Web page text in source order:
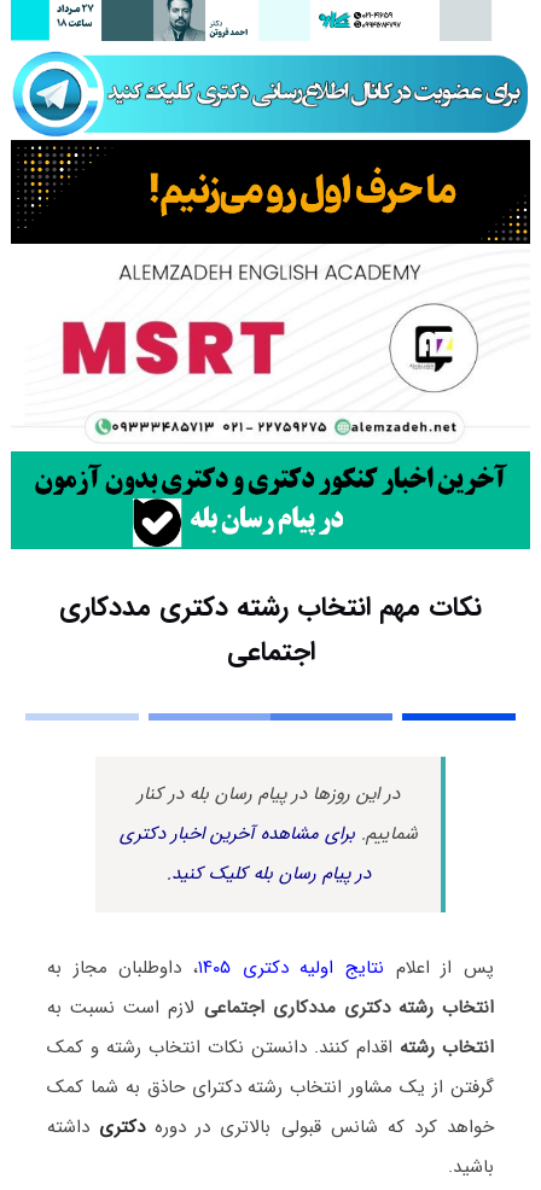
نکات مهم انتخاب رشته دکتری مددکاری
اجتماعی
در این روزها در پیام رسان بله در کنار
شماییم.برای مشاهده آخرین اخبار دکتری
در پیام رسان بله کلیک کنید.
پس از اعلام نتایج اولیه دکتری ۱۴۰۵
، داوطلبان مجاز به
انتخاب رشته دکتری مددکاری اجتماعی لازم است نسبت به
انتخاب رشته اقدام کنند. دانستن نکات انتخاب رشته و کمک
گرفتن از یک مشاور انتخاب رشته دکترای حاذق به شما کمک
خواهد کرد که شانس قبولی بالاتری در دورهدکتری داشته
باشید.